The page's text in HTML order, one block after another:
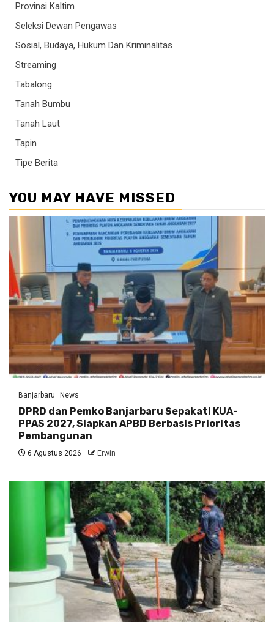
Provinsi Kaltim
Seleksi Dewan Pengawas
Sosial, Budaya, Hukum Dan Kriminalitas
Streaming
Tabalong
Tanah Bumbu
Tanah Laut
Tapin
Tipe Berita
YOU MAY HAVE MISSED
Banjarbaru News
DPRD dan Pemko Banjarbaru Sepakati KUA-
PPAS 2027, Siapkan APBD Berbasis Prioritas
Pembangunan
6 Agustus 2026 Erwin